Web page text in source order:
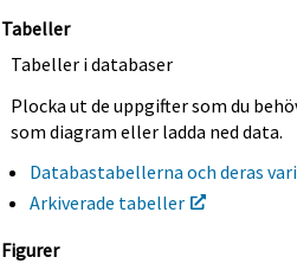
Tabeller
Tabeller i databaser
Plocka ut de uppgifter som du
som diagram eller ladda ned data.
Databastabellerna och deras
Arkiverade tabeller
Figurer